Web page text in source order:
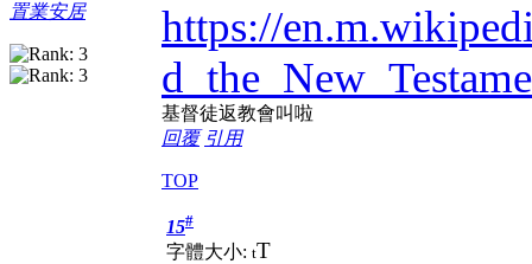
置業安居
https://
基督徒返教會叫啦
回覆 引用
TOP
15#
字體大小: tT